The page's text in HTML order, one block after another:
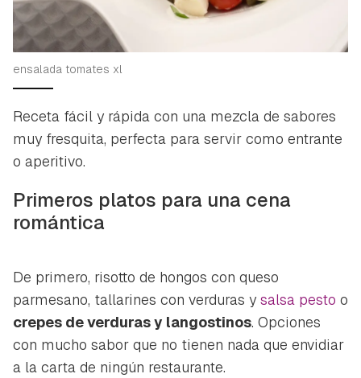
ensalada tomates xl
Receta fácil y rápida con una mezcla de sabores
muy fresquita, perfecta para servir como entrante
o aperitivo.
Primeros platos para una cena
romántica
De primero, risotto de hongos con queso
parmesano, tallarines con verduras y salsa pesto o
crepes de verduras y langostinos. Opciones
con mucho sabor que no tienen nada que envidiar
a la carta de ningún restaurante.